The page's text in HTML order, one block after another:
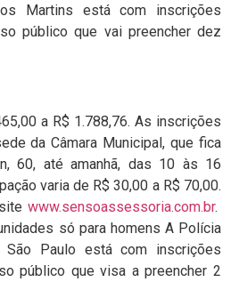
Martins está com inscrições
público que vai preencher dez
a R$ 1.788,76. As inscrições
da Câmara Municipal, que fica
60, até amanhã, das 10 às 16
varia de R$ 30,00 a R$ 70,00.
www.sensoassessoria.com.br.
só para homens A Polícia
Paulo está com inscrições
público que visa a preencher 2